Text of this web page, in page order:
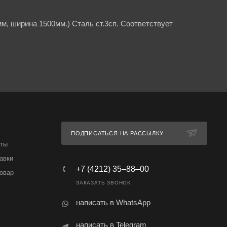
ширина 1500мм.) Сталь ст.3сп. Соответствует
ПОДПИСАТЬСЯ НА РАССЫЛКУ
+7 (4212) 35‒88‒00
ЗАКАЗАТЬ ЗВОНОК
написать в WhatsApp
написать в Telegram